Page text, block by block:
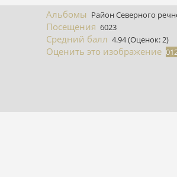
Альбомы Район Северного
Посещения 6023
Средний балл 4.94(Оценок: 2)
Оценить это изображение